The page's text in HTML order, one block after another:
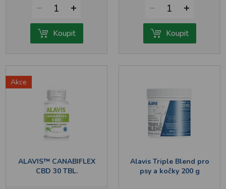
1
Koupit
1
Koupit
Akce
ALAVIS™ CANABIFLEX
CBD 30 TBL.
Alavis Triple Blend pro
psy a kočky 200 g